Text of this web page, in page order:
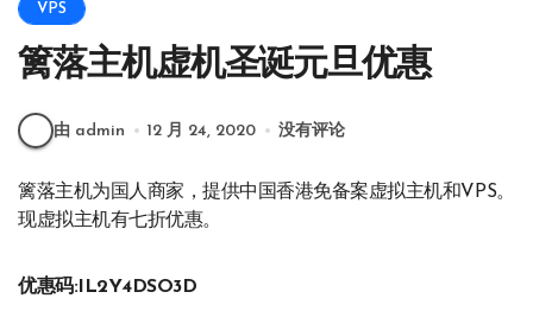
VPS
篱落主机虚机圣诞元旦优惠
由 admin 12 月 24, 2020 没有评论
篱落主机为国人商家，提供中国香港免备案虚拟主机和VPS。
现虚拟主机有七折优惠。
优惠码:IL2Y4DSO3D